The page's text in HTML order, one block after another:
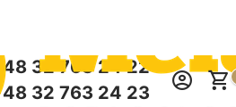
+48 32 763 24 22
32 763 24 23